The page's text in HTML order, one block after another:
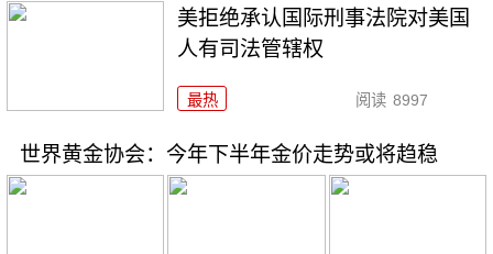
美拒绝承认国际刑事法院对美国
人有司法管辖权
最热 阅读 8997
世界黄金协会：今年下半年金价走势或将趋稳